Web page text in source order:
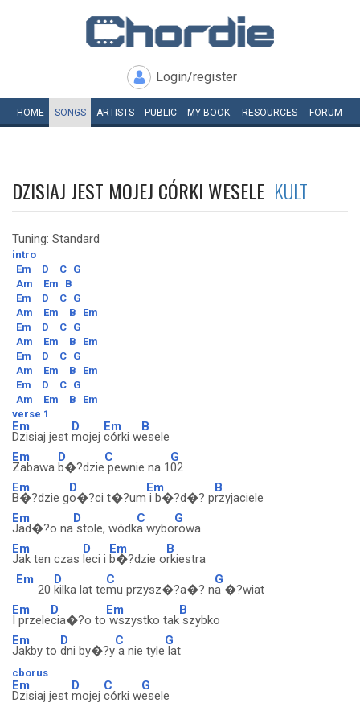
Login/register
HOME SONGS ARTISTS PUBLIC MY BOOK RESOURCES FORUM
DZISIAJ JEST MOJEJ CÓRKI WESELE KULT
Tuning: Standard
intro
Em
D C G
Am
Em
B
Em
D C G
Am
Em B
Em
Em
D C G
Am
Em B
Em
Em
D C G
Am
Em B
Em
Em
D C G
Am
Em B
Em
verse 1
Em
Dzisiaj jest
D
mojej
Em
córki w
B
esele
Em
Zabawa
D
b�?dzie
C
pewnie na 1
G
02
Em
B�?dzie g
D
o�?ci t�?um
Em
i b�?d�? p
B
rzyjaciele
Em
Jad�?o na
D
stole, wódk
C
a wybo
G
rowa
Em
Jak ten czas
D
leci i
Em
b�?dzie o
B
rkiestra
Em
20
D
kilka lat te
C
mu przysz�?a�? n
G
a �?wiat
Em
I przele
D
cia�?o to
Em
wszystko tak
B
szybko
Em
Jakby to
D
dni by�?y
C
a nie tyle
G
lat
cborus
Em
Dzisiaj jest
D
mojej
C
córki w
G
esele